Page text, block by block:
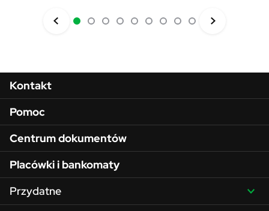
Menu w stopce
Kontakt
Pomoc
Centrum dokumentów
Placówki i bankomaty
Przydatne